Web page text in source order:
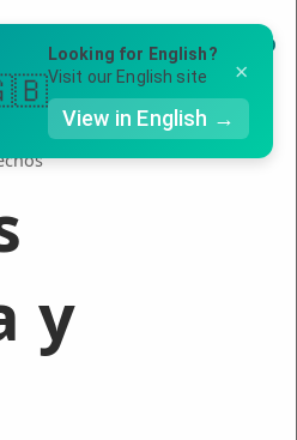
Mi Área
y
×
Looking for English?
Visit our English site
View in English →